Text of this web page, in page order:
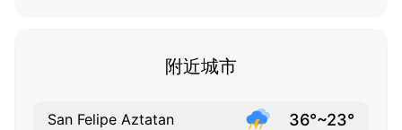
附近城市
San Felipe Aztatan 36°~23°